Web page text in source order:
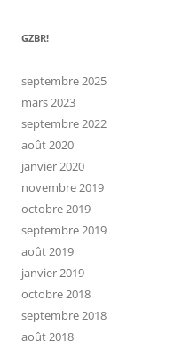
GZBR!
septembre 2025
mars 2023
septembre 2022
août 2020
janvier 2020
novembre 2019
octobre 2019
septembre 2019
août 2019
janvier 2019
octobre 2018
septembre 2018
août 2018